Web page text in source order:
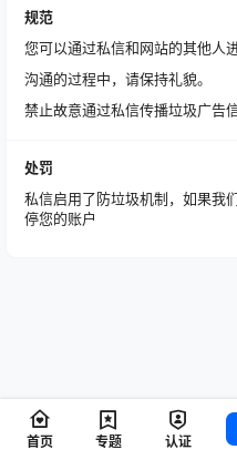
规范
您可以通过私信和网站的其他人
沟通的过程中，请保持礼貌。
禁止故意通过私信传播垃圾广告信
处罚
私信启用了防垃圾机制，如果我
停您的账户
首页 专题 认证